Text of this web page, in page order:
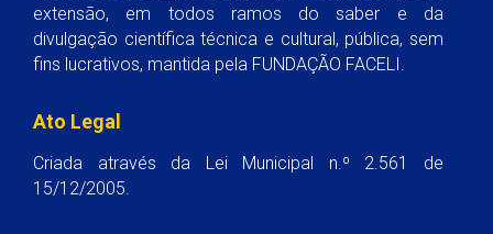
extensão, em todos ramos do saber e da
divulgação científica técnica e cultural, pública, sem
fins lucrativos, mantida pela FUNDAÇÃO FACELI.
Ato Legal
Criada através da Lei Municipal n.º 2.561 de
15/12/2005.